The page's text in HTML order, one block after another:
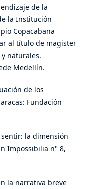
de la
la Institución
Copacabana
al título de magister
naturales.
Medellín.
de los
Fundación
sentir: la dimensión
Impossibilia n° 8,
la narrativa breve